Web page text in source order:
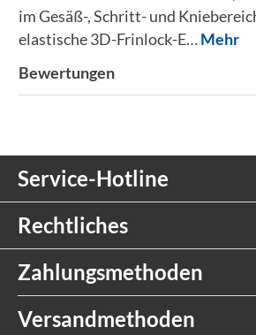
im Gesäß-, Schritt- und
elastische 3D-Frinlock-E…Mehr
Bewertungen
Service-Hotline
Rechtliches
Zahlungsmethoden
Versandmethoden